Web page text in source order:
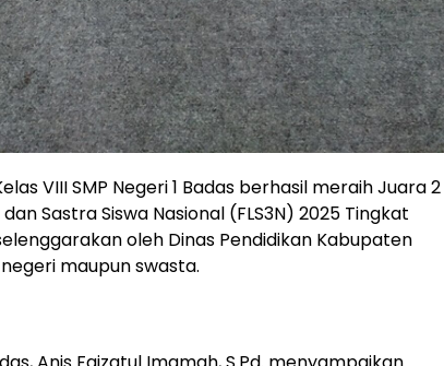
VIII SMP Negeri 1 Badas berhasil meraih Juara 2
Sastra Siswa Nasional (FLS3N) 2025 Tingkat
oleh Dinas Pendidikan Kabupaten
maupun swasta.